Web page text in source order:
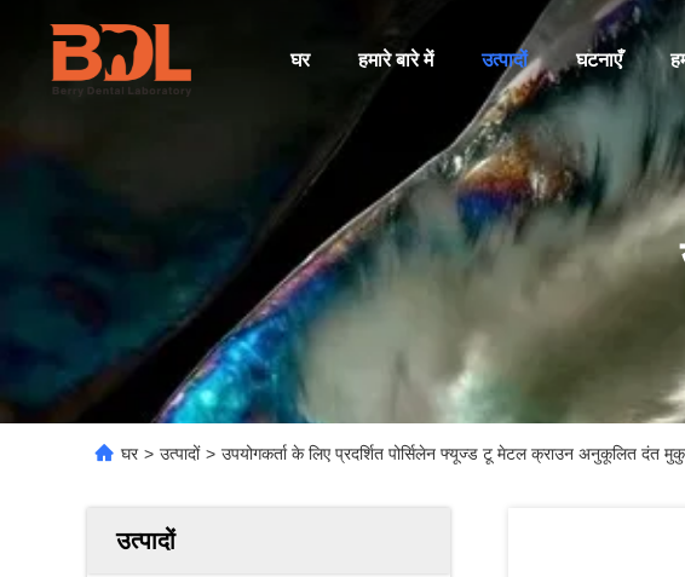
घर हमारे बारे में उत्पादों घटनाएँ
घर > उत्पादों > उपयोगकर्ता के लिए प्रदर्शित पोर्सिलेन फ्यूज्ड टू मेटल क्राउन अनुकूलित दंत
उत्पादों